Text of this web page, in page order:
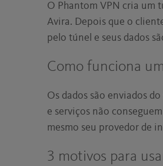
O Phantom VPN cria um
Avira. Depois que o
pelo túnel e seus dados
Como funciona
Os dados são enviados
e serviços não
mesmo seu provedor de
3 motivos para